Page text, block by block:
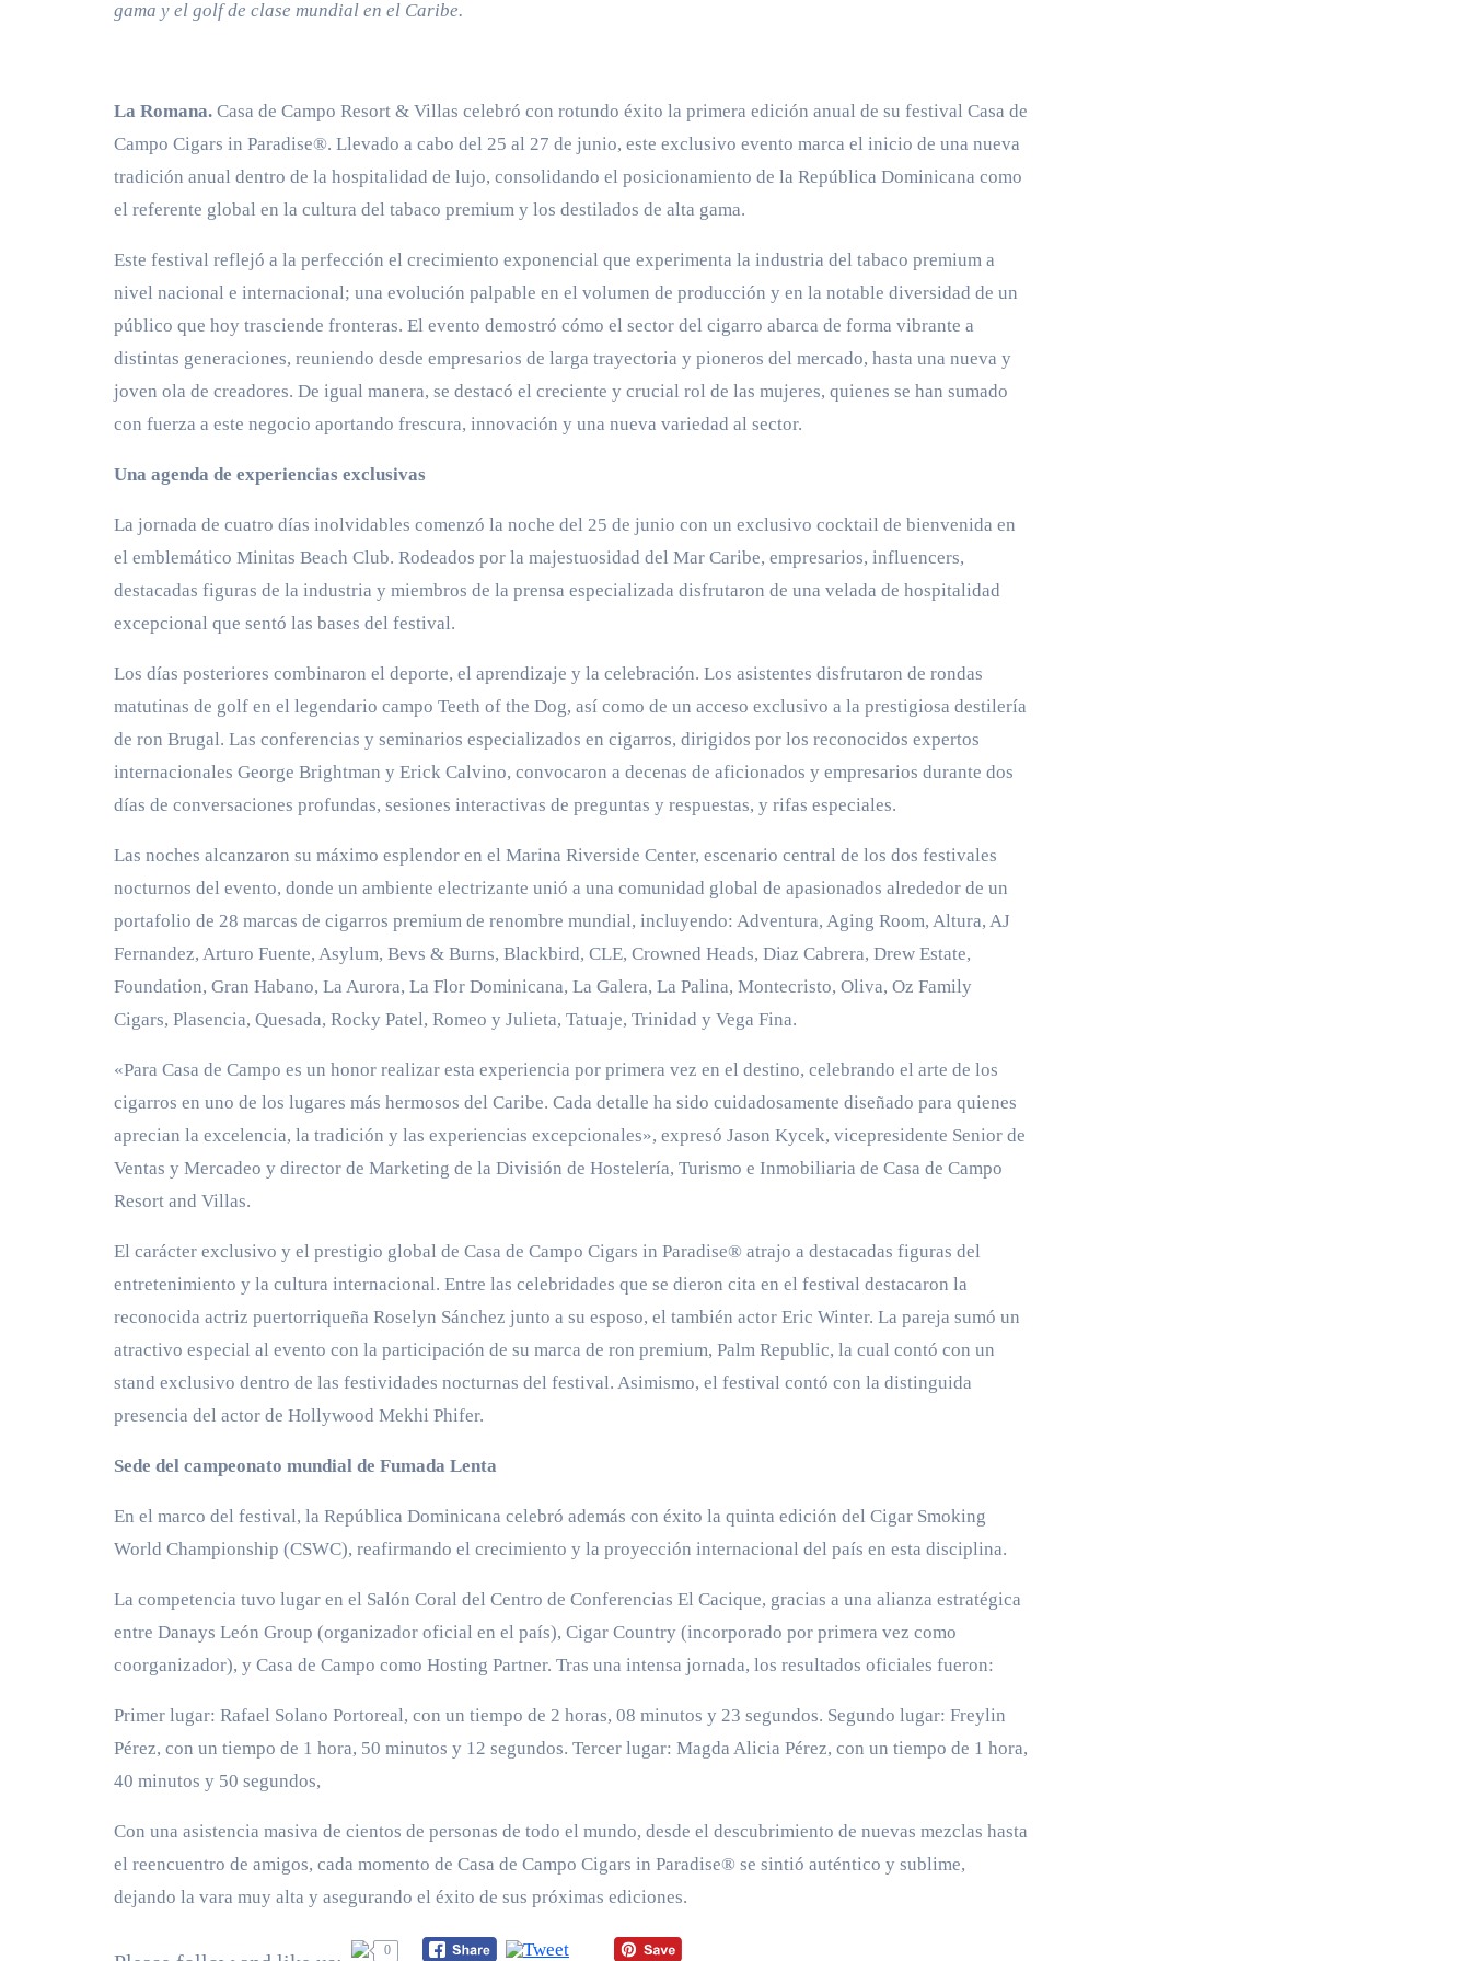
gama y el golf de clase mundial en el Caribe.
La Romana. Casa de Campo Resort & Villas celebró con rotundo éxito la primera edición anual de su festival Casa de
Campo Cigars in Paradise®. Llevado a cabo del 25 al 27 de junio, este exclusivo evento marca el inicio de una nueva
tradición anual dentro de la hospitalidad de lujo, consolidando el posicionamiento de la República Dominicana como
el referente global en la cultura del tabaco premium y los destilados de alta gama.
Este festival reflejó a la perfección el crecimiento exponencial que experimenta la industria del tabaco premium a
nivel nacional e internacional; una evolución palpable en el volumen de producción y en la notable diversidad de un
público que hoy trasciende fronteras. El evento demostró cómo el sector del cigarro abarca de forma vibrante a
distintas generaciones, reuniendo desde empresarios de larga trayectoria y pioneros del mercado, hasta una nueva y
joven ola de creadores. De igual manera, se destacó el creciente y crucial rol de las mujeres, quienes se han sumado
con fuerza a este negocio aportando frescura, innovación y una nueva variedad al sector.
Una agenda de experiencias exclusivas
La jornada de cuatro días inolvidables comenzó la noche del 25 de junio con un exclusivo cocktail de bienvenida en
el emblemático Minitas Beach Club. Rodeados por la majestuosidad del Mar Caribe, empresarios, influencers,
destacadas figuras de la industria y miembros de la prensa especializada disfrutaron de una velada de hospitalidad
excepcional que sentó las bases del festival.
Los días posteriores combinaron el deporte, el aprendizaje y la celebración. Los asistentes disfrutaron de rondas
matutinas de golf en el legendario campo Teeth of the Dog, así como de un acceso exclusivo a la prestigiosa destilería
de ron Brugal. Las conferencias y seminarios especializados en cigarros, dirigidos por los reconocidos expertos
internacionales George Brightman y Erick Calvino, convocaron a decenas de aficionados y empresarios durante dos
días de conversaciones profundas, sesiones interactivas de preguntas y respuestas, y rifas especiales.
Las noches alcanzaron su máximo esplendor en el Marina Riverside Center, escenario central de los dos festivales
nocturnos del evento, donde un ambiente electrizante unió a una comunidad global de apasionados alrededor de un
portafolio de 28 marcas de cigarros premium de renombre mundial, incluyendo: Adventura, Aging Room, Altura, AJ
Fernandez, Arturo Fuente, Asylum, Bevs & Burns, Blackbird, CLE, Crowned Heads, Diaz Cabrera, Drew Estate,
Foundation, Gran Habano, La Aurora, La Flor Dominicana, La Galera, La Palina, Montecristo, Oliva, Oz Family
Cigars, Plasencia, Quesada, Rocky Patel, Romeo y Julieta, Tatuaje, Trinidad y Vega Fina.
«Para Casa de Campo es un honor realizar esta experiencia por primera vez en el destino, celebrando el arte de los
cigarros en uno de los lugares más hermosos del Caribe. Cada detalle ha sido cuidadosamente diseñado para quienes
aprecian la excelencia, la tradición y las experiencias excepcionales», expresó Jason Kycek, vicepresidente Senior de
Ventas y Mercadeo y director de Marketing de la División de Hostelería, Turismo e Inmobiliaria de Casa de Campo
Resort and Villas.
El carácter exclusivo y el prestigio global de Casa de Campo Cigars in Paradise® atrajo a destacadas figuras del
entretenimiento y la cultura internacional. Entre las celebridades que se dieron cita en el festival destacaron la
reconocida actriz puertorriqueña Roselyn Sánchez junto a su esposo, el también actor Eric Winter. La pareja sumó un
atractivo especial al evento con la participación de su marca de ron premium, Palm Republic, la cual contó con un
stand exclusivo dentro de las festividades nocturnas del festival. Asimismo, el festival contó con la distinguida
presencia del actor de Hollywood Mekhi Phifer.
Sede del campeonato mundial de Fumada Lenta
En el marco del festival, la República Dominicana celebró además con éxito la quinta edición del Cigar Smoking
World Championship (CSWC), reafirmando el crecimiento y la proyección internacional del país en esta disciplina.
La competencia tuvo lugar en el Salón Coral del Centro de Conferencias El Cacique, gracias a una alianza estratégica
entre Danays León Group (organizador oficial en el país), Cigar Country (incorporado por primera vez como
coorganizador), y Casa de Campo como Hosting Partner. Tras una intensa jornada, los resultados oficiales fueron:
Primer lugar: Rafael Solano Portoreal, con un tiempo de 2 horas, 08 minutos y 23 segundos. Segundo lugar: Freylin
Pérez, con un tiempo de 1 hora, 50 minutos y 12 segundos. Tercer lugar: Magda Alicia Pérez, con un tiempo de 1 hora,
40 minutos y 50 segundos,
Con una asistencia masiva de cientos de personas de todo el mundo, desde el descubrimiento de nuevas mezclas hasta
el reencuentro de amigos, cada momento de Casa de Campo Cigars in Paradise® se sintió auténtico y sublime,
dejando la vara muy alta y asegurando el éxito de sus próximas ediciones.
0